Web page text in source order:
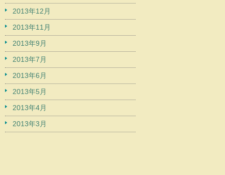
2013年12月
2013年11月
2013年9月
2013年7月
2013年6月
2013年5月
2013年4月
2013年3月